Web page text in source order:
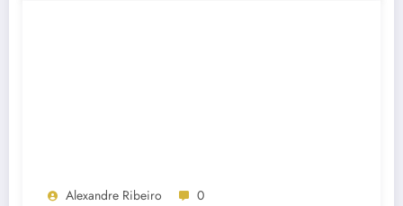
Alexandre Ribeiro 0